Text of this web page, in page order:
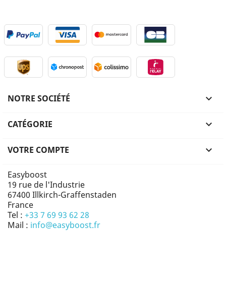
NOTRE SOCIÉTÉ 
CATÉGORIE 
VOTRE COMPTE 
Easyboost
19 rue de l'Industrie
67400 Illkirch-Graffenstaden
France
Tel : +33 7 69 93 62 28
Mail : info@easyboost.fr